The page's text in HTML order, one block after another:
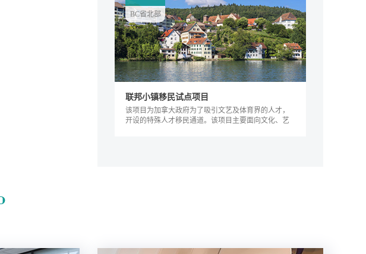
联邦小镇移民试点项目
该项目为加拿大政府为了吸引文艺及体育界的人才，
开设的特殊人才移民通道。该项目主要面向文化、艺
BC省北部